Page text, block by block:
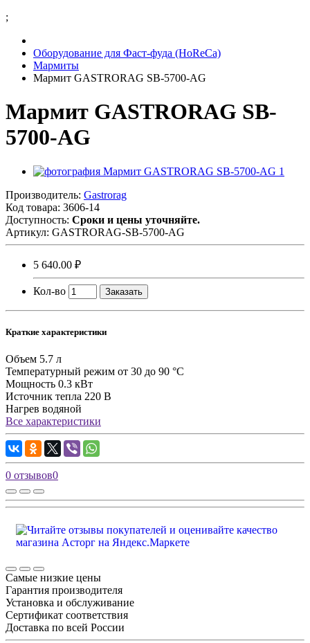
;
Оборудование для Фаст-фуда (HoReCa)
Мармиты
Мармит GASTRORAG SB-5700-AG
Мармит GASTRORAG SB-
5700-AG
Производитель: Gastrorag
Код товара: 3606-14
Доступность: Сроки и цены уточняйте.
Артикул: GASTRORAG-SB-5700-AG
5 640.00 ₽
Кол-во Заказать
Краткие характеристики
Объем 5.7 л
Температурный режим от 30 до 90 °C
Мощность 0.3 кВт
Источник тепла 220 В
Нагрев водяной
Все характеристики
0 отзывов0
Самые низкие цены
Гарантия производителя
Установка и обслуживание
Сертификат соответствия
Доставка по всей России